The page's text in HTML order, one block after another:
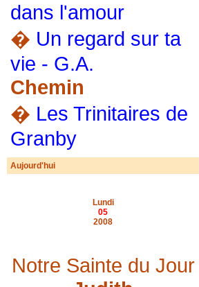
dans l'amour
� Un regard sur ta
vie - G.A.
Chemin
� Les Trinitaires de
Granby
Aujourd'hui
Lundi
05
2008
Notre Sainte du Jour
Depuis plus de 800 ans, par un
esprit de service, ils se